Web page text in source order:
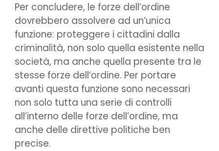
Per concludere, le forze dell’ordine
dovrebbero assolvere ad un’unica
funzione: proteggere i cittadini dalla
criminalità, non solo quella esistente nella
società, ma anche quella presente tra le
stesse forze dell’ordine. Per portare
avanti questa funzione sono necessari
non solo tutta una serie di controlli
all’interno delle forze dell’ordine, ma
anche delle direttive politiche ben
precise.